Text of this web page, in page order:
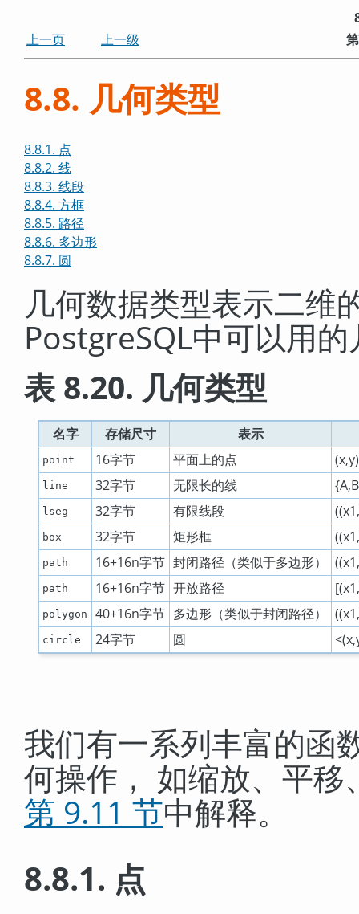
上一页
上一级
8.8. 几何类型
8.8.1. 点
8.8.2. 线
8.8.3. 线段
8.8.4. 方框
8.8.5. 路径
8.8.6. 多边形
8.8.7. 圆
几何数据类型表示二维
PostgreSQL中可以用
表 8.20. 几何类型
名字 存储尺寸 表示
point 16字节 平面上的点 (x,y)
line 32字节 无限长的线
lseg 32字节 有限线段
box 32字节 矩形框
path 16+16n字节 封闭路径（类似于多边形）
path 16+16n字节 开放路径
polygon 40+16n字节 多边形（类似于封闭路径）
circle 24字节 圆
我们有一系列丰富的函
何操作， 如缩放、平
第 9.11 节中解释。
8.8.1. 点